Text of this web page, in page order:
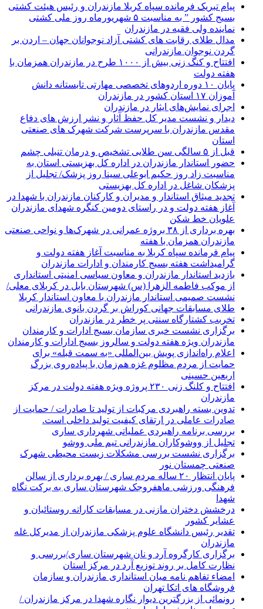
پیام تبریک فرمانده سپاه کربلا مازندران و رئیس هیئت کشتی
بسیج کشور ” به مناسبت ۵ شهریورماه روز ملی کشتی
نماينده ولی فقیه در مازندران
مدال طلای رقابت های کشتی آزاد نوجوانان جهان – اردن بر
گردن نوجوان مازندرانی
افتتاح و کنگ زنی بیش از ۱۰۰۰ طرح در مازندران همزمان با
هفته دولت
پایان ۱۰ دوره اردوهای تخصصی مهارتی تابستانه دانش
آموزان ۱۷ استان کشور در مازندران
اجرای نمایش‌های ایثار در مازندران
دیدار و نشست مدیر کل حفظ آثار و نشر ارزش های دفاع
مقدس مازندران با سرپرست شرکت شهرک های صنعتی
استان
قبل از ۵ سالگی سن طلایی تشخیص و درمان تنبلی چشم
حضور استاندار مازندران در اداره کل بهزیستی استان به
مناسبت زاد روز حکیم ابوعلی سینا روز پزشک/ تجلیل از
پزشکان شاغل در اداره کل بهزیستی
تجدید میثاق استاندار و مدیران و کارکنان مازندران با شهدا در
آغاز هفته دولت و در راستای دومین کنگره شهدای مازندران
علویان خط شکن
بهره برداری از ۳۸ بروژه عمرانی در شهرک‌ها و نواحی صنعتی
مازندران همزمان با هفته
پیام فرمانده سپاه کربلا به مناسبت آغاز هفته دولت و
گرامیداشت هفته بسیج کارمندان و ادارات مازندران
بازدید استاندار مازندران و معاون سیاسی امنیتی استانداری
از موکب فاطمه الزهرا (س) شهرستان بابل در کربلای معلی/
نشست صمیمی استاندار مازندران با معاون استاندار کربلا
طلای مسابقات جهانی کوراش بر گردن بانوی مازندرانی
تخربب کشتارگاه سنتی پر خطر در مازندران
برگزاری نشست خبری سازمان بسیج ادارات و کارمندان
مازندران ویژه هفته دولت و سالروز بسیج ادارات و کارمندان
اعلام راه‌اندازی پویش بین‌المللی «به سمت قبله» برای
حمایت از مردم مظلوم غزه هم‌زمان با پیاده‌روی بزرگ
اربعین حسینی
افتتاح و کلنگ زنی ۲۳۰ پروژه ویژه هفته دولت در مرکز
مازندران
تدوین بسته راهبردی مرکبات از تولید تا صادرات / حمایت از
صادرات عاملی در ارتقای کیفیت تولید داخلی است.
بررسی برنامه راهبردی عملیاتی شهرداری ساری
تجلیل از ووشوکاران مازندرانی تیم ملی ووشو
برگزاری نشست بررسی مشکلات زیست محیطی شهرک
صنعتی چمستان نور
پایان انتظار ۲۰ ساله مردم ساری / بهره برداری از سالن
فرهنگی ورزشی ماهفروجک شهرستان ساری به برکت نگاه
شهدا
درخشش دختران مازنی در مسابقات کاراته روستائیان و
عشایر کشور
تقدیر رئیس دانشگاه علوم پزشکی مازندران از مدیرکل غله
مازندران
برگزاری کارگروه آرد و نان شهرستان ساری/بررسی و
نظارت کامل بر روند توزیع آرد در مرکز استان
امضاء تفاهم نامه میان استانداری مازندران و سازمان
فروشگاه های اتکا تهران
رونمائی از بزرگترین دیوار نگاره شهدا در مرکز مازندران /